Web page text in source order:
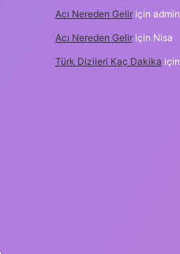
Acı Nereden Geliriçin admin
Acı Nereden Geliriçin Nisa
Türk Dizileri Kaç Dakika için